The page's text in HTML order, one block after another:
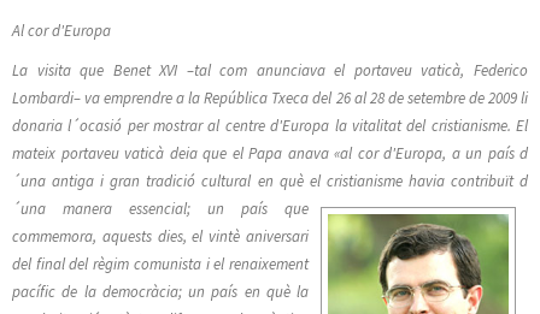
Al cor d'Europa
La visita que Benet XVI –tal com anunciava el portaveu vaticà, Federico
Lombardi– va emprendre a la República Txeca del 26 al 28 de setembre de 2009 li
donaria l´ocasió per mostrar al centre d'Europa la vitalitat del cristianisme. El
mateix portaveu vaticà deia que el Papa anava «al cor d'Europa, a un país d
´una antiga i gran tradició cultural en què el cristianisme havia contribuït d
´una manera essencial; un país que
commemora, aquests dies, el vintè aniversari
del final del règim comunista i el renaixement
pacífic de la democràcia; un país en què la